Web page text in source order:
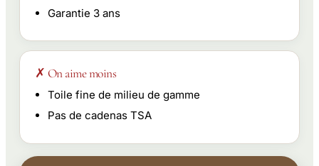
Garantie 3 ans
✗ On aime moins
Toile fine de milieu de gamme
Pas de cadenas TSA